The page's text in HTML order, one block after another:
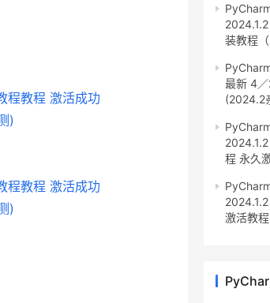
装教程
最新 4
(2024.2
程 永久
激活教